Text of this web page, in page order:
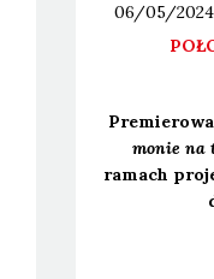
06/05/2024
mo­nie na
ramach